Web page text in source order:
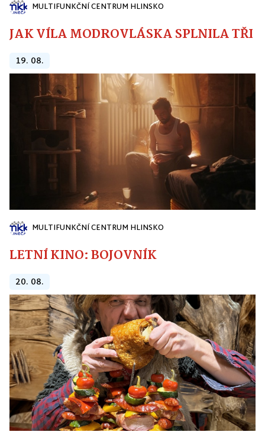
MULTIFUNKČNÍ CENTRUM HLINSKO
JAK VÍLA MODROVLÁSKA SPLNILA
19. 08.
MULTIFUNKČNÍ CENTRUM HLINSKO
LETNÍ KINO: BOJOVNÍK
20. 08.